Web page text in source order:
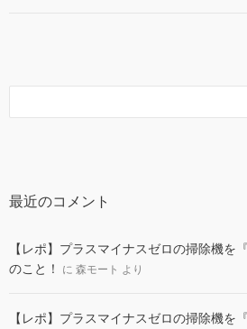
最近のコメント
【レポ】プラスマイナスゼロの掃除機を
のこと！
に 森モート より
【レポ】プラスマイナスゼロの掃除機を